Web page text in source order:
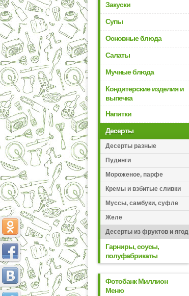
Закуски
Супы
Основные блюда
Салаты
Мучные блюда
Кондитерские изделия и
выпечка
Напитки
Десерты
Десерты разные
Пудинги
Мороженое, парфе
Кремы и взбитые сливки
Муссы, самбуки, суфле
Желе
Десерты из фруктов и ягод
Гарниры, соусы,
полуфабрикаты
Фотобанк Миллион
Меню